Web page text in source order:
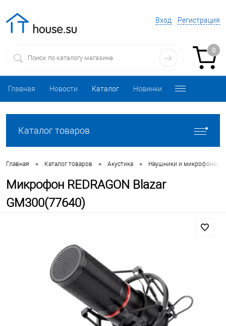
Вход Регистрация
0
Главная Новости Каталог Новинки
Каталог товаров
Главная • Каталог товаров • Акустика • Наушники и микрофоны
Микрофон REDRAGON Blazar
GM300(77640)